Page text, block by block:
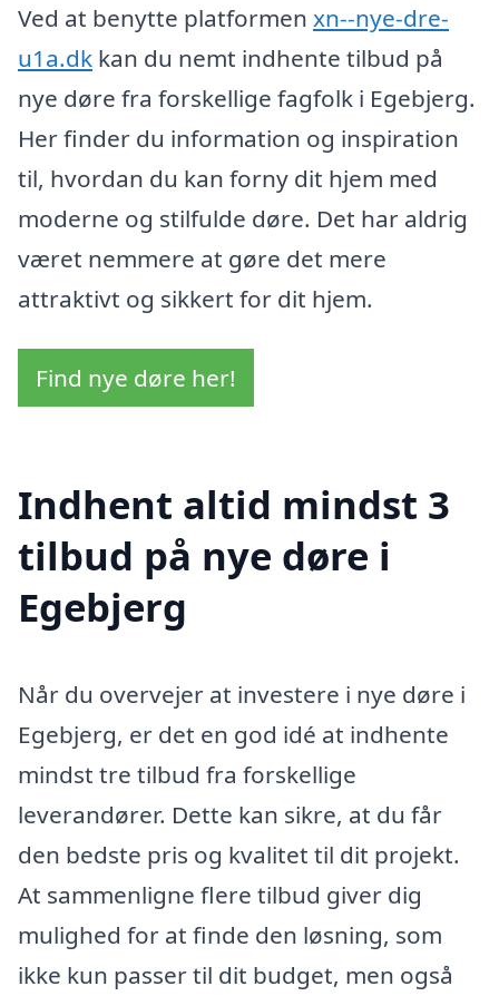
Ved at benytte platformen xn--nye-dre-
u1a.dk kan du nemt indhente tilbud på
nye døre fra forskellige fagfolk i Egebjerg.
Her finder du information og inspiration
til, hvordan du kan forny dit hjem med
moderne og stilfulde døre. Det har aldrig
været nemmere at gøre det mere
attraktivt og sikkert for dit hjem.
Find nye døre her!
Indhent altid mindst 3
tilbud på nye døre i
Egebjerg
Når du overvejer at investere i nye døre i
Egebjerg, er det en god idé at indhente
mindst tre tilbud fra forskellige
leverandører. Dette kan sikre, at du får
den bedste pris og kvalitet til dit projekt.
At sammenligne flere tilbud giver dig
mulighed for at finde den løsning, som
ikke kun passer til dit budget, men også